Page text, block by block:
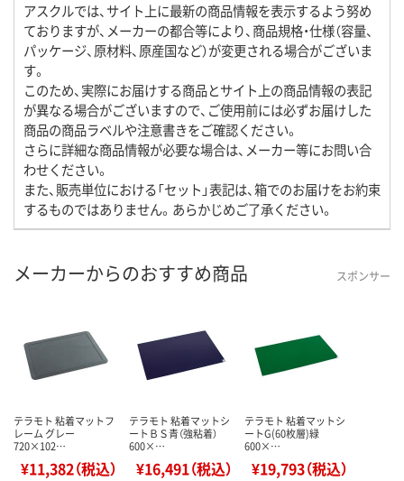
アスクルでは、サイト上に最新の商品情報を表示するよう努め
ておりますが、メーカーの都合等により、商品規格・仕様（容量、
パッケージ、原材料、原産国など）が変更される場合がございま
す。
このため、実際にお届けする商品とサイト上の商品情報の表記
が異なる場合がございますので、ご使用前には必ずお届けした
商品の商品ラベルや注意書きをご確認ください。
さらに詳細な商品情報が必要な場合は、メーカー等にお問い合
わせください。
また、販売単位における「セット」表記は、箱でのお届けをお約束
するものではありません。あらかじめご了承ください。
メーカーからのおすすめ商品 スポンサー
テラモト 粘着マットフ
レーム グレー
720×102…
¥11,382（税込）
テラモト 粘着マットシ
ートＢＳ青（強粘着）
600×…
¥16,491（税込）
テラモト 粘着マットシ
ートG(60枚層)緑
600×…
¥19,793（税込）